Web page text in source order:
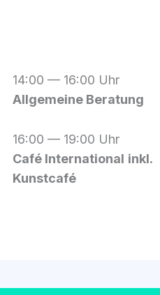
14:00 — 16:00 Uhr
All­ge­mei­ne Bera­tung
16:00 — 19:00 Uhr
Café Inter­na­tio­nal inkl.
Kunst­ca­fé